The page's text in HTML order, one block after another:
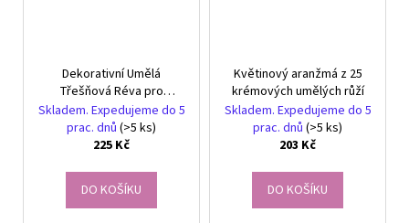
Dekorativní Umělá
Třešňová Réva pro
Girlandy, Růžová, 1ks
Skladem. Expedujeme do 5
prac. dnů (>5 ks)
225 Kč
DO KOŠÍKU
Květinový aranžmá z 25
krémových umělých růží
Skladem. Expedujeme do 5
prac. dnů (>5 ks)
203 Kč
DO KOŠÍKU